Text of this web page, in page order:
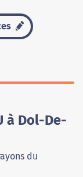
à Dol-De-
du